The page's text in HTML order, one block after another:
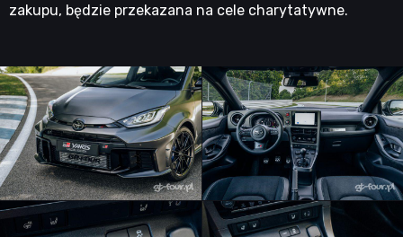
zakupu, będzie przekazana na cele charytatywne.